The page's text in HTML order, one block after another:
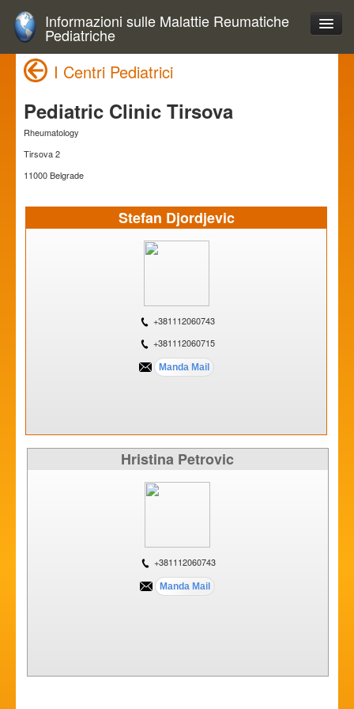
Informazioni sulle Malattie Reumatiche
Pediatriche
I Centri Pediatrici
Pediatric Clinic Tirsova
Rheumatology
Tirsova 2
11000 Belgrade
Stefan Djordjevic
+381112060743
+381112060715
Hristina Petrovic
+381112060743